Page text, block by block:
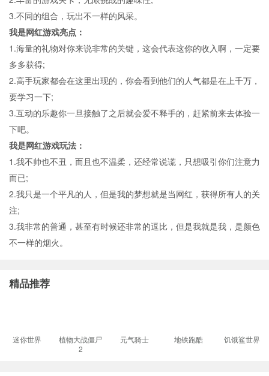
3.不同的组合，玩出不一样的风采。
我是网红游戏亮点：
1.海量的礼物对你来说非常的关键，这会代表这你的收入啊，一定要
多多获得;
2.高手玩家都会在这里出现的，你会看到他们的人气都是在上千万，
要学习一下;
3.互动的乐趣你一旦接触了之后就会爱不释手的，赶紧前来去体验一
下吧。
我是网红游戏玩法：
1.我不帅也不丑，而且也不温柔，还经常说谎，只想吸引你们注意力
而已;
2.我只是一个平凡的人，但是我的梦想就是当网红，获得所有人的关
注;
3.我非常的普通，甚至有时候还非常的逗比，但是我就是我，是颜色
不一样的烟火。
精品推荐
迷你世界
植物大战僵尸
2
元气骑士 地铁跑酷 饥饿鲨世界